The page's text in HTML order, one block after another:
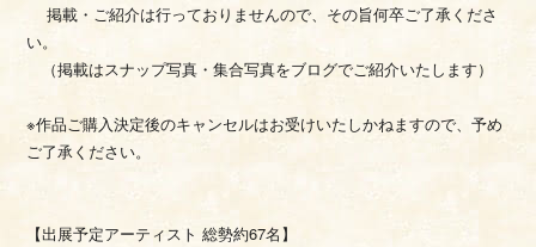
掲載・ご紹介は行っておりませんので、その旨何卒ご了承くださ
い。
（掲載はスナップ写真・集合写真をブログでご紹介いたします）
※作品ご購入決定後のキャンセルはお受けいたしかねますので、予め
ご了承ください。
【出展予定アーティスト 総勢約67名】